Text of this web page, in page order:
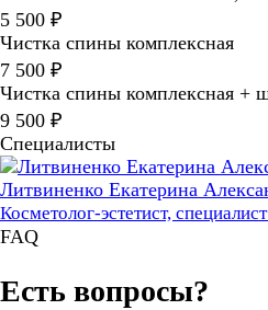
5 500 ₽
Чистка спины комплексная
7 500 ₽
Чистка спины комплексная +
9 500 ₽
Специалисты
Литвиненко Екатерина
Косметолог-эстетист,
FAQ
Есть вопросы?